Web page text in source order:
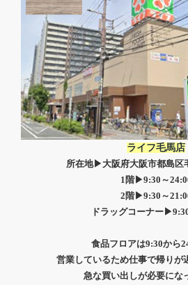
ライフ毛馬店
所在地▶大阪府大阪市都島区
1階▶9:30～
2階▶9:30～
ドラッグコーナー
食品フロアは9:30から
営業しているため仕事で帰りが
急な買い出しが必要にな